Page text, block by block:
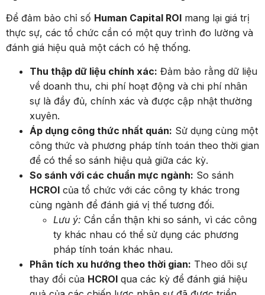
Để đảm bảo chỉ số Human Capital ROI mang lại giá trị
thực sự, các tổ chức cần có một quy trình đo lường và
đánh giá hiệu quả một cách có hệ thống.
Thu thập dữ liệu chính xác: Đảm bảo rằng dữ liệu
về doanh thu, chi phí hoạt động và chi phí nhân
sự là đầy đủ, chính xác và được cập nhật thường
xuyên.
Áp dụng công thức nhất quán: Sử dụng cùng một
công thức và phương pháp tính toán theo thời gian
để có thể so sánh hiệu quả giữa các kỳ.
So sánh với các chuẩn mực ngành: So sánh
HCROI của tổ chức với các công ty khác trong
cùng ngành để đánh giá vị thế tương đối.
Lưu ý: Cần cẩn thận khi so sánh, vì các công
ty khác nhau có thể sử dụng các phương
pháp tính toán khác nhau.
Phân tích xu hướng theo thời gian: Theo dõi sự
thay đổi của HCROI qua các kỳ để đánh giá hiệu
quả của các chiến lược nhân sự đã được triển